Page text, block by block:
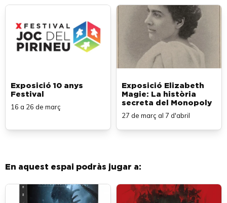
Exposició 10 anys
Festival
16 a 26 de març
Exposició Elizabeth
Magie: La història
secreta del Monopoly
27 de març al 7 d'abril
En aquest espai podràs jugar a: